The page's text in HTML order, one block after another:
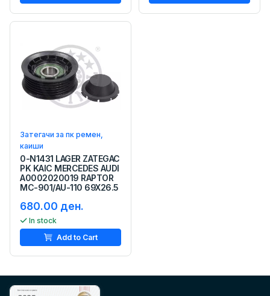
Затегачи за пк ремен,
каиши
0-N1431 LAGER ZATEGAC
PK KAIC MERCEDES AUDI
A0002020019 RAPTOR
MC-901/AU-110 69X26.5
680.00 ден.
In stock
Add to Cart